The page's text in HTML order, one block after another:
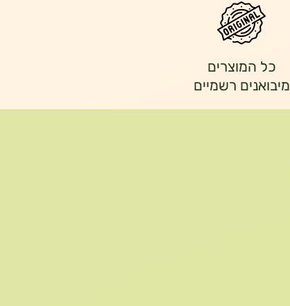
כל המוצרים
מיבואנים רשמיים